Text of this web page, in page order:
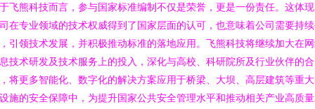
飞熊科技而言，参与国家标准编制不仅是荣誉，更是一份责任。这体
在专业领域的技术权威得到了国家层面的认可，也意味着公司需要持
引领技术发展，并积极推动标准的落地应用。飞熊科技将继续加大在
技术研发及技术服务上的投入，深化与高校、科研院所及行业伙伴的合
将更多智能化、数字化的解决方案应用于桥梁、大坝、高层建筑等重
施的安全保障中，为提升国家公共安全管理水平和推动相关产业高质